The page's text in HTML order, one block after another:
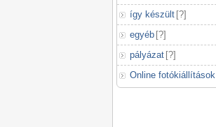
így készült [?]
egyéb [?]
pályázat [?]
Online fotókiállítások